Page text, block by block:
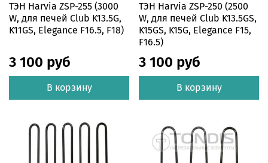
ТЭН Harvia ZSP-255 (3000
W, для печей Club K13.5G,
K11GS, Elegance F16.5, F18)
3 100 руб
В корзину
ТЭН Harvia ZSP-250 (2500
W, для печей Club K13.5GS,
K15GS, K15G, Elegance F15,
F16.5)
3 100 руб
В корзину